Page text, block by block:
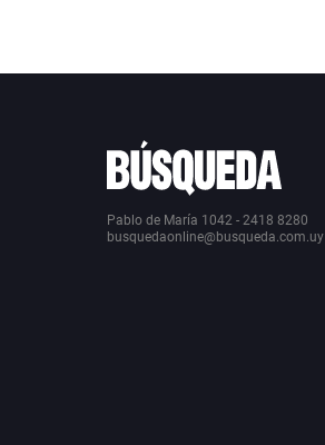
Pablo de María 1042 - 2418 8280
busquedaonline@busqueda.com.uy